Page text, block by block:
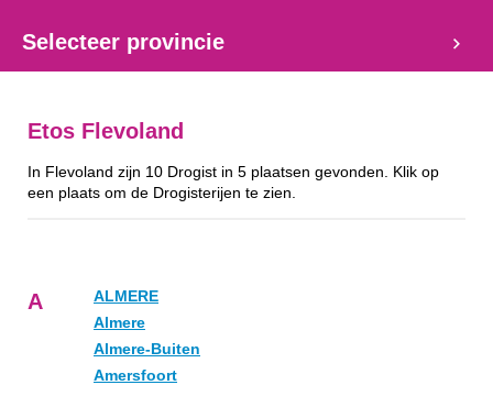
Selecteer provincie
Etos Flevoland
In Flevoland zijn 10 Drogist in 5 plaatsen gevonden. Klik op
een plaats om de Drogisterijen te zien.
A
ALMERE
Almere
Almere-Buiten
Amersfoort